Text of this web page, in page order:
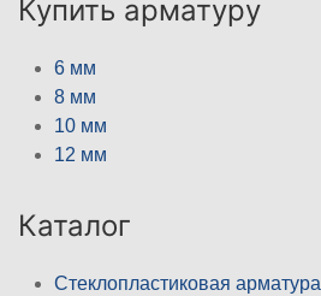
Купить арматуру
6 мм
8 мм
10 мм
12 мм
Каталог
Стеклопластиковая арматура